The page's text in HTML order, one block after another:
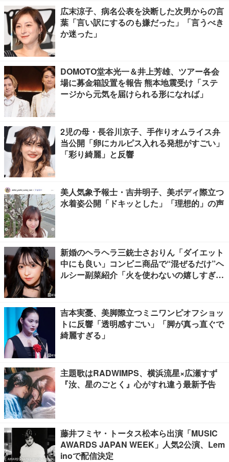
広末涼子、病名公表を決断した次男からの言
葉「言い訳にするのも嫌だった」「言うべき
か迷った」
DOMOTO堂本光一＆井上芳雄、ツアー各会
場に募金箱設置を報告 熊本地震受け「ステ
ージから元気を届けられる形になれば」
2児の母・長谷川京子、手作りオムライス弁
当公開「卵にカルピス入れる発想がすごい」
「彩り綺麗」と反響
美人気象予報士・吉井明子、美ボディ際立つ
水着姿公開「ドキッとした」「理想的」の声
新婚のヘラヘラ三銃士さおりん「ダイエット
中にも良い」コンビニ商品で“混ぜるだけ”ヘ
ルシー副菜紹介「火を使わないの嬉しすぎ
吉本実憂、美脚際立つミニワンピオフショッ
トに反響「透明感すごい」「脚が真っ直ぐで
綺麗すぎる」
主題歌はRADWIMPS、横浜流星×広瀬すず
『汝、星のごとく』心がすれ違う最新予告
藤井フミヤ・トータス松本ら出演「MUSIC
AWARDS JAPAN WEEK」人気2公演、Lem
inoで配信決定